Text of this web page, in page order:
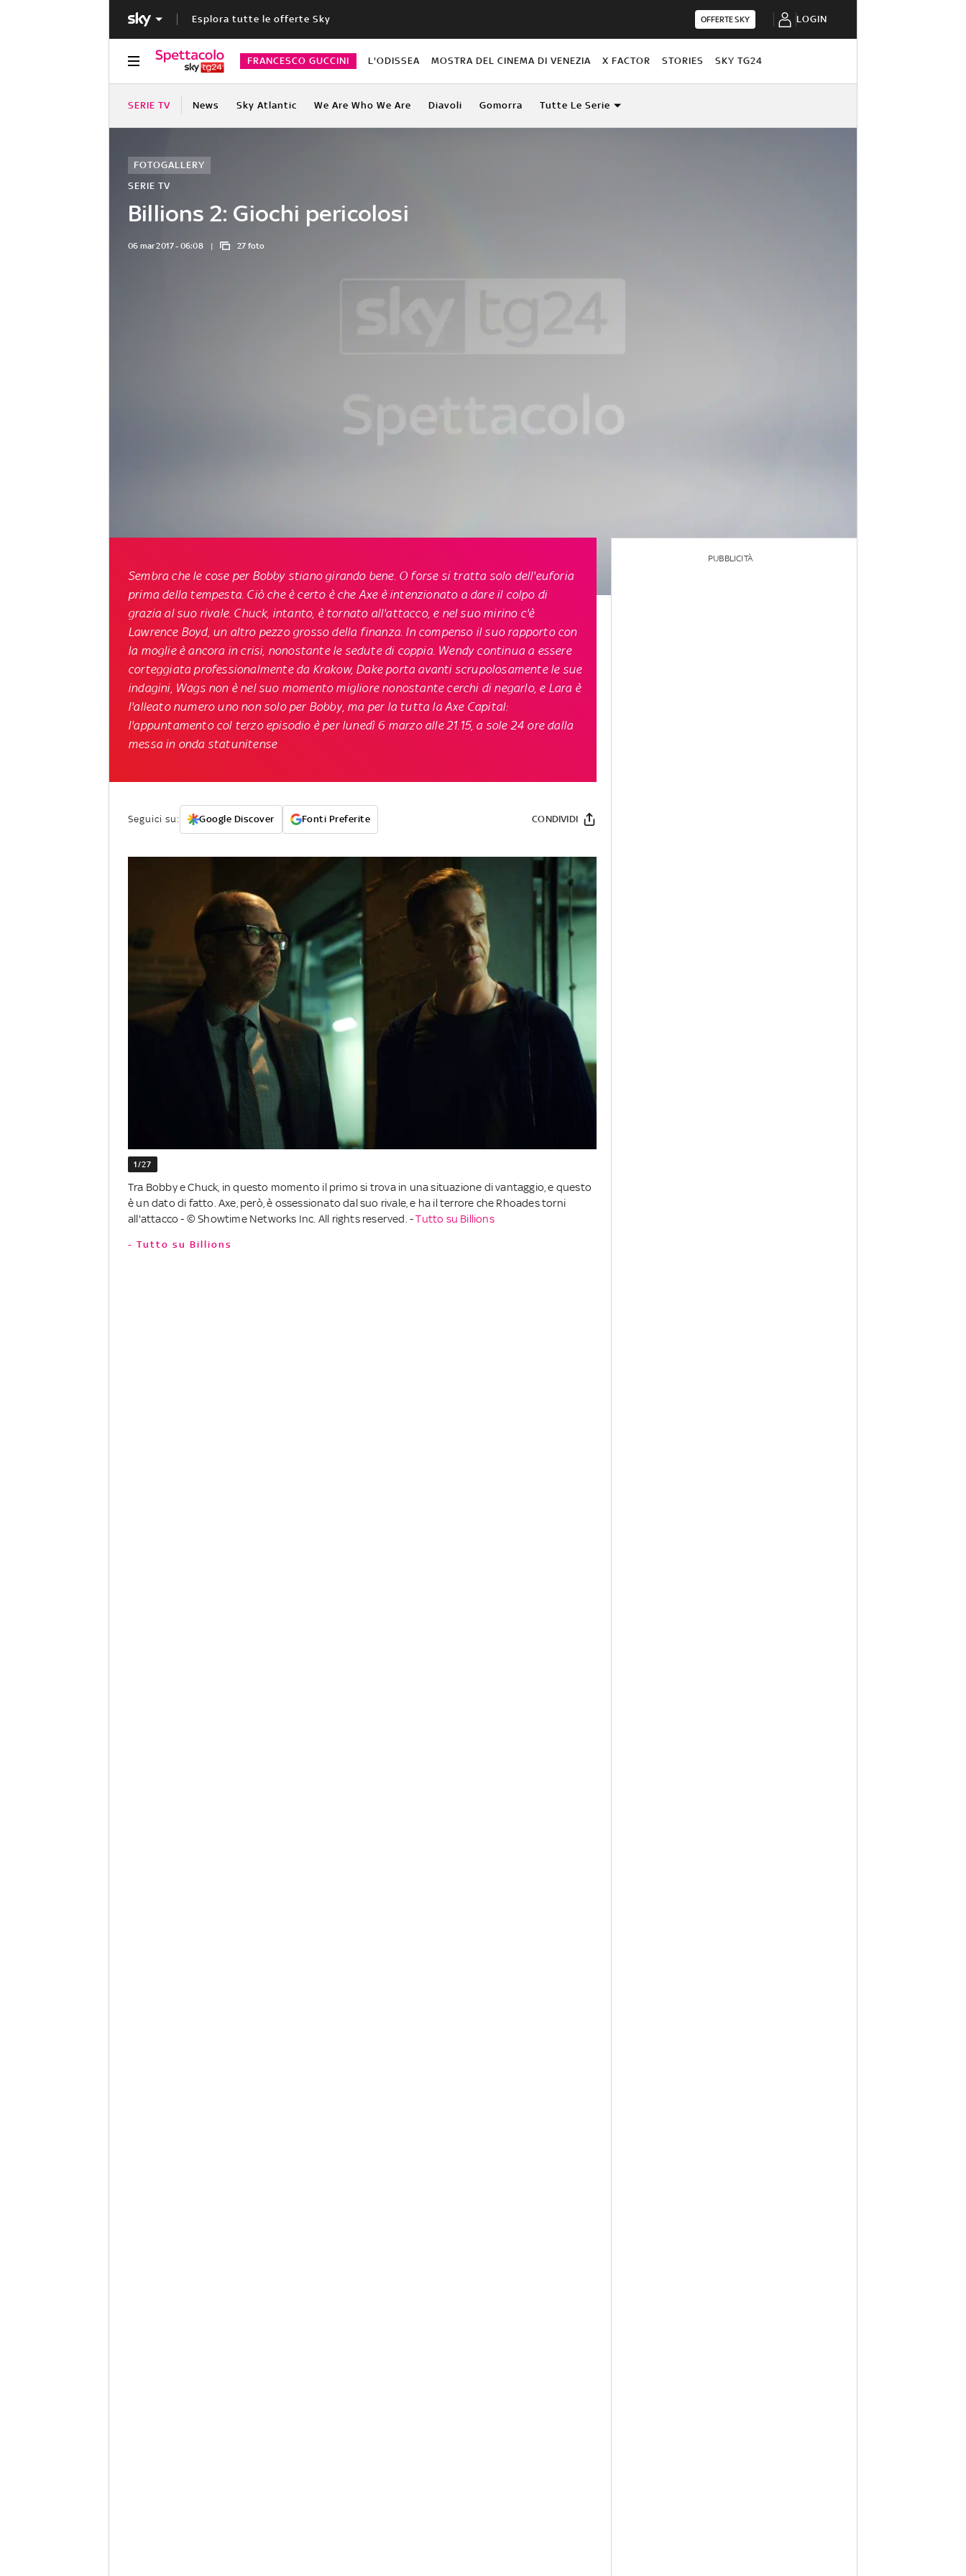
Esplora tutte le offerte Sky OFFERTE SKY LOGIN
FRANCESCO GUCCINI L'ODISSEA MOSTRA DEL CINEMA DI VENEZIA X FACTOR STORIES SKY TG24
SERIE TV News Sky Atlantic We Are Who We Are Diavoli Gomorra Tutte Le Serie
Billions 2: Giochi pericolosi
SERIE TV
FOTOGALLERY
06 mar 2017 - 06:08 27 foto
Sembra che le cose per Bobby stiano girando bene. O forse si tratta solo dell'euforia
prima della tempesta. Ciò che è certo è che Axe è intenzionato a dare il colpo di
grazia al suo rivale. Chuck, intanto, è tornato all'attacco, e nel suo mirino c'è
Lawrence Boyd, un altro pezzo grosso della finanza. In compenso il suo rapporto con
la moglie è ancora in crisi, nonostante le sedute di coppia. Wendy continua a essere
corteggiata professionalmente da Krakow, Dake porta avanti scrupolosamente le sue
indagini, Wags non è nel suo momento migliore nonostante cerchi di negarlo, e Lara è
l'alleato numero uno non solo per Bobby, ma per la tutta la Axe Capital:
l'appuntamento col terzo episodio è per lunedì 6 marzo alle 21.15, a sole 24 ore dalla
messa in onda statunitense
Seguici su: Google Discover Fonti Preferite CONDIVIDI
1/27
Tra Bobby e Chuck, in questo momento il primo si trova in una situazione di vantaggio, e questo
è un dato di fatto. Axe, però, è ossessionato dal suo rivale, e ha il terrore che Rhoades torni
all'attacco - © Showtime Networks Inc. All rights reserved. -Tutto su Billions
- Tutto su Billions
PUBBLICITÀ